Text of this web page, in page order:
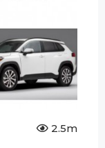
2.5m